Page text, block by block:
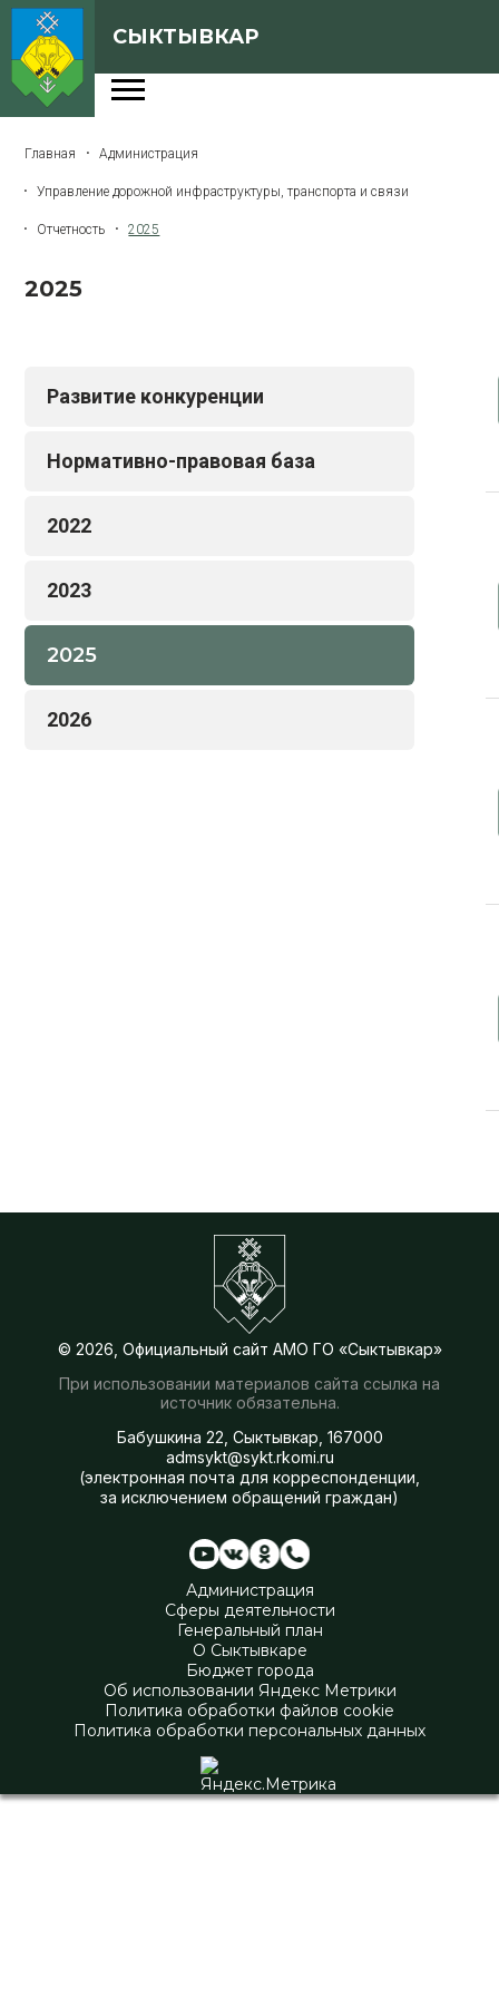
СЫКТЫВКАР
Главная Администрация
Управление дорожной инфраструктуры, транспорта и связи
Отчетность 2025
2025
Развитие конкуренции
Нормативно-правовая база
2022
2023
2025
2026
© 2026, Официальный сайт АМО ГО «Сыктывкар»
При использовании материалов сайта ссылка на
источник обязательна.
Бабушкина 22, Сыктывкар, 167000
admsykt@sykt.rkomi.ru
(электронная почта для корреспонденции,
за исключением обращений граждан)
Администрация
Сферы деятельности
Генеральный план
О Сыктывкаре
Бюджет города
Об использовании Яндекс Метрики
Политика обработки файлов cookie
Политика обработки персональных данных